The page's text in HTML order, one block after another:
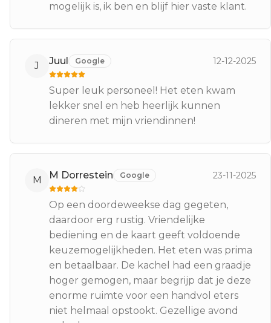
mogelijk is, ik ben en blijf hier vaste klant.
J Juul Google 12-12-2025
Super leuk personeel! Het eten kwam
lekker snel en heb heerlijk kunnen
dineren met mijn vriendinnen!
M M Dorrestein Google 23-11-2025
Op een doordeweekse dag gegeten,
daardoor erg rustig. Vriendelijke
bediening en de kaart geeft voldoende
keuzemogelijkheden. Het eten was prima
en betaalbaar. De kachel had een graadje
hoger gemogen, maar begrijp dat je deze
enorme ruimte voor een handvol eters
niet helmaal opstookt. Gezellige avond